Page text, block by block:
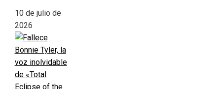
10 de julio de
2026